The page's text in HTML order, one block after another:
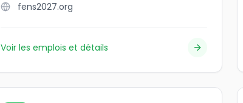
fens2027.org
Voir les emplois et détails